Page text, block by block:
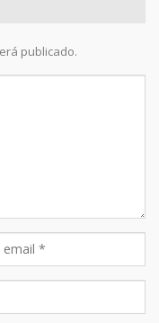
publicado.